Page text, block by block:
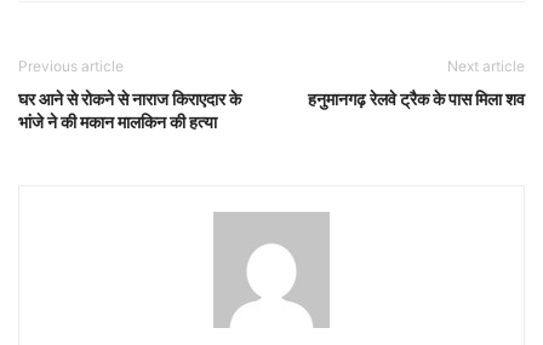
Previous article
घर आने से रोकने से नाराज किराएदार के
भांजे ने की मकान मालकिन की हत्या
Next article
हनुमानगढ़ रेलवे ट्रैक के पास मिला शव